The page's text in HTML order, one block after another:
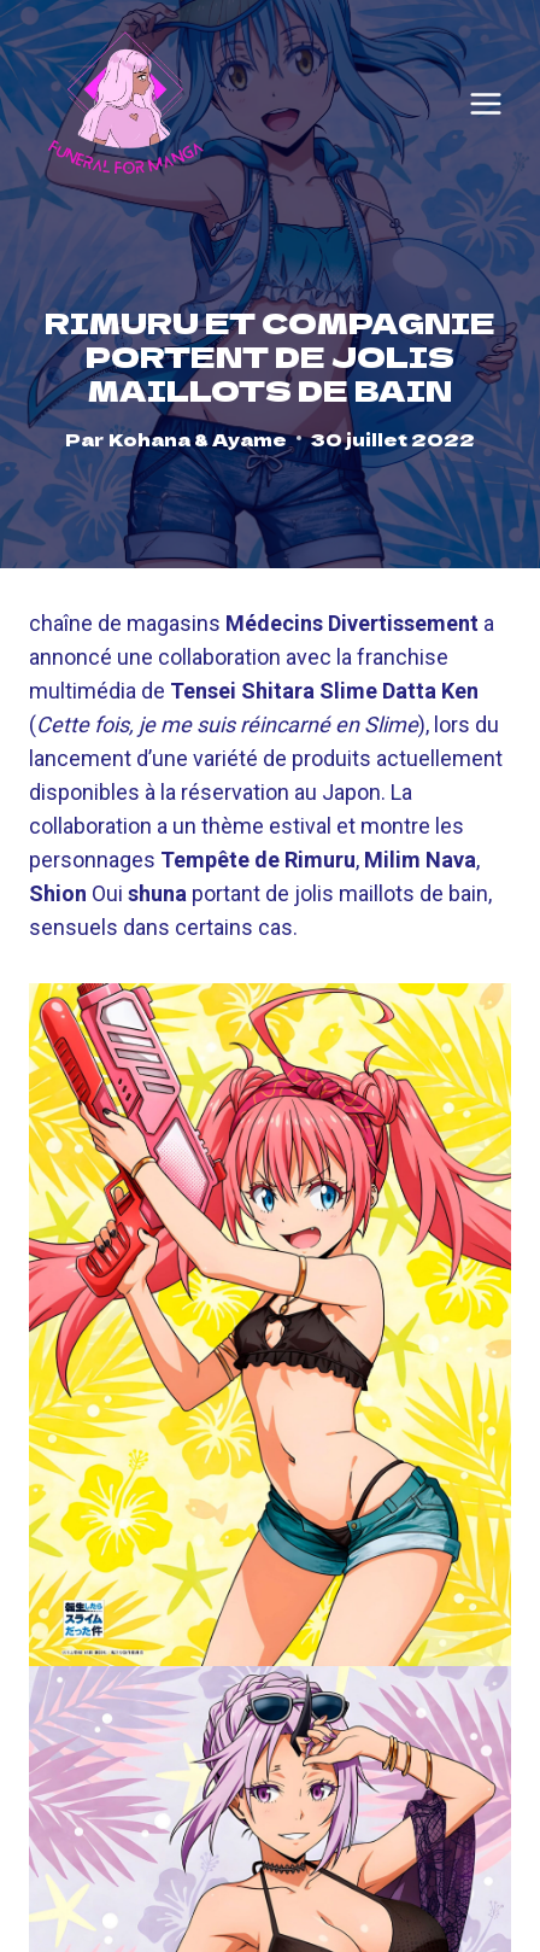
Skip
to
content
RIMURU ET COMPAGNIE
PORTENT DE JOLIS
MAILLOTS DE BAIN
Par Kohana & Ayame 30 juillet 2022
chaîne de magasins Médecins Divertissement a
annoncé une collaboration avec la franchise
multimédia de Tensei Shitara Slime Datta Ken
(Cette fois, je me suis réincarné en Slime), lors du
lancement d’une variété de produits actuellement
disponibles à la réservation au Japon. La
collaboration a un thème estival et montre les
personnages Tempête de Rimuru, Milim Nava,
Shion Oui shuna portant de jolis maillots de bain,
sensuels dans certains cas.